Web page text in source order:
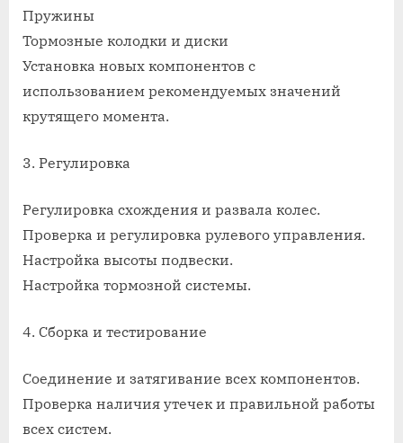
Пружины
Тормозные колодки и диски
Установка новых компонентов с
использованием рекомендуемых значений
крутящего момента.
3. Регулировка
Регулировка схождения и развала колес.
Проверка и регулировка рулевого управления.
Настройка высоты подвески.
Настройка тормозной системы.
4. Сборка и тестирование
Соединение и затягивание всех компонентов.
Проверка наличия утечек и правильной работы
всех систем.